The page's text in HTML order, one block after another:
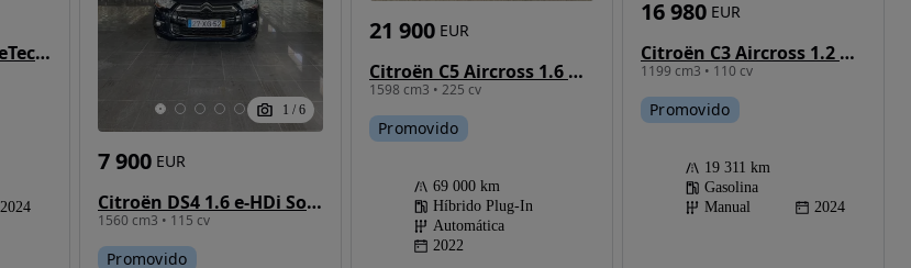
Citroën C4 X 1.2 PureTech YOU!
2024
1 / 6
Citroën DS4 1.6 e-HDi So Chic
1560 cm3 • 115 cv
7 900 EUR
Promovido
Citroën C5 Aircross 1.6 Hybrid Feel Pack e-EAT8
1598 cm3 • 225 cv
21 900 EUR
Promovido
69 000 km
Híbrido Plug-In
Automática
2022
Citroën C3 Aircross 1.2 PureTech Shine Pack
1199 cm3 • 110 cv
16 980 EUR
Promovido
19 311 km
Gasolina
Manual
2024